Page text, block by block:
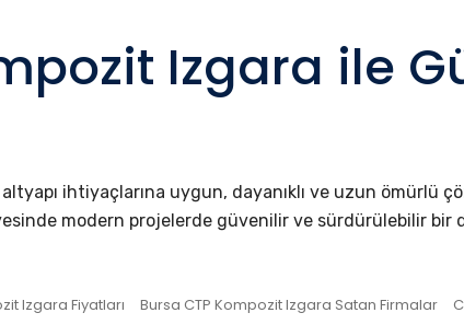
Izgara ile
ihtiyaçlarına uygun, dayanıklı ve uzun ömürlü
modern projelerde güvenilir ve sürdürülebilir bir
Izgara Fiyatları Bursa CTP Kompozit Izgara Satan Firmalar